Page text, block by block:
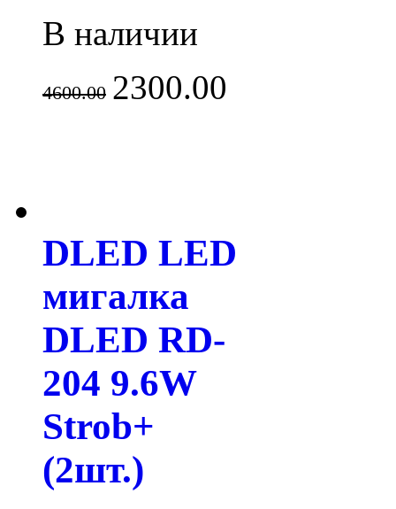
В наличии
4600.00 2300.00
DLED LED
мигалка
DLED RD-
204 9.6W
Strob+
(2шт.)